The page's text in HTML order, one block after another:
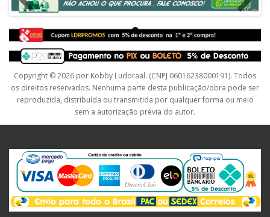
Copyright © 2026 por Kobby Ludoraal. (CNPJ 06016238000191). Todos
os direitos reservados. Nenhuma parte desta publicação/obra pode ser
reproduzida, distribuída ou transmitida por qualquer forma ou meio
sem a autorização prévia do autor.